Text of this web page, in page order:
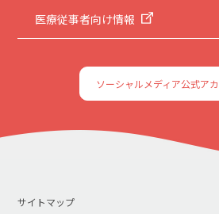
医療従事者向け情報
ソーシャルメディア公式ア
サイトマップ